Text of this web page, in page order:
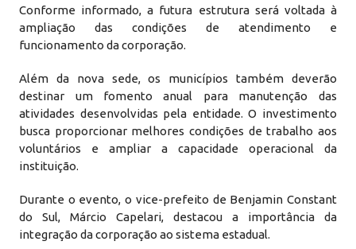
Conforme informado, a futura estrutura será voltada à
ampliação das condições de atendimento e
funcionamento da corporação.
Além da nova sede, os municípios também deverão
destinar um fomento anual para manutenção das
atividades desenvolvidas pela entidade. O investimento
busca proporcionar melhores condições de trabalho aos
voluntários e ampliar a capacidade operacional da
instituição.
Durante o evento, o vice-prefeito de Benjamin Constant
do Sul, Márcio Capelari, destacou a importância da
integração da corporação ao sistema estadual.